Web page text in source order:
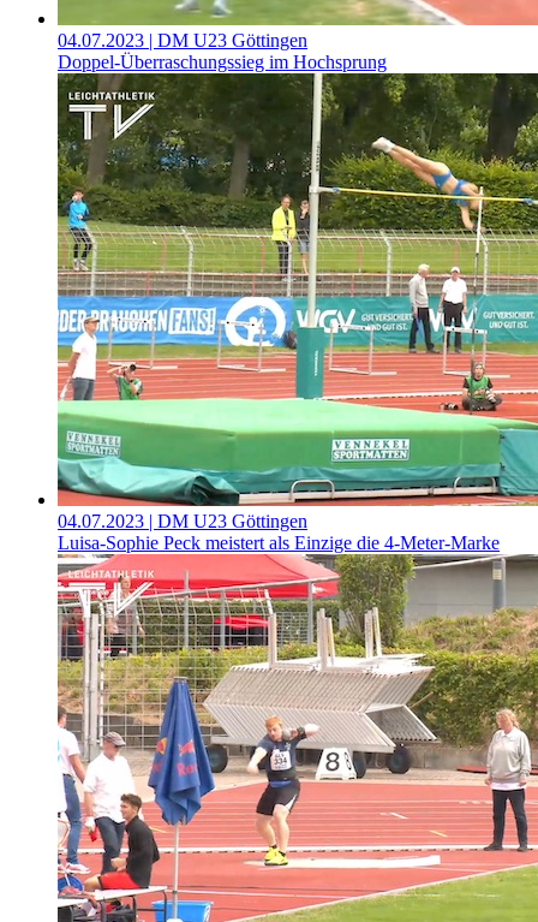
04.07.2023 | DM U23 Göttingen
Doppel-Überraschungssieg im Hochsprung
04.07.2023 | DM U23 Göttingen
Luisa-Sophie Peck meistert als Einzige die 4-Meter-Marke